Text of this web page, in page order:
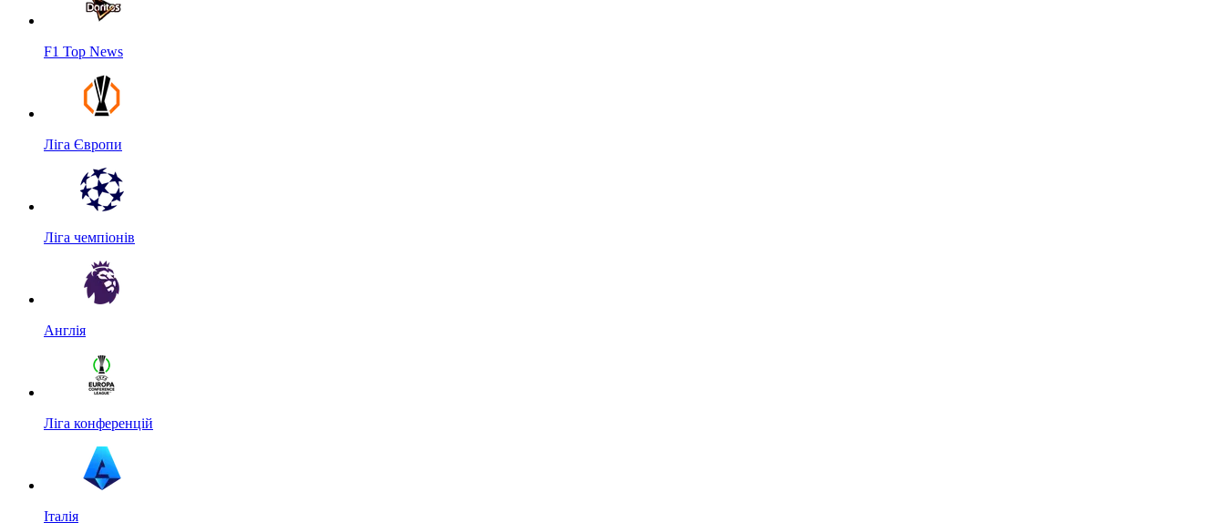
F1 Top News
Ліга Європи
Ліга чемпіонів
Англія
Ліга конференцій
Італія